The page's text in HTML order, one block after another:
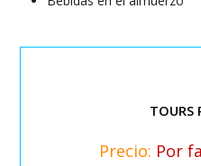
TOURS
Precio: Por